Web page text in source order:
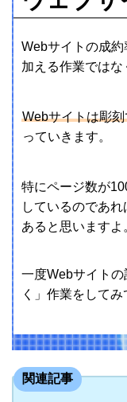
Webサイトの成
加える作業ではな
Webサイトは彫
っていきます。
特にページ数が
しているのであ
あると思いますよ
一度Webサイト
く」作業をして
関連記事